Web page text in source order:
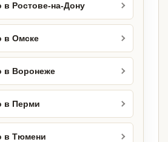
в Ростове-на-Дону
в Омске
в Воронеже
в Перми
в Тюмени